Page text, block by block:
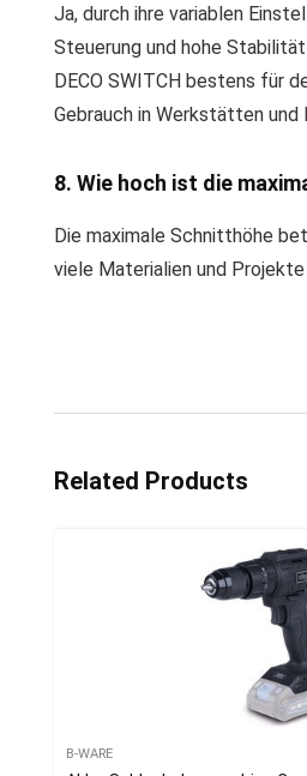
Ja, durch ihre variablen
Steuerung und hohe
DECO SWITCH bestens für
Gebrauch in Werkstätten und
8. Wie hoch ist die
Die maximale Schnitthöhe
viele Materialien und
Related Products
B-WARE